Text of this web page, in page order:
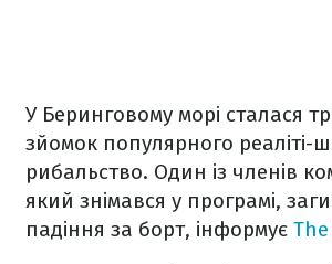
У Беринговому морі сталася
зйомок популярного реаліті-
рибальство. Один із членів
який знімався у програмі,
падіння за борт, інформує